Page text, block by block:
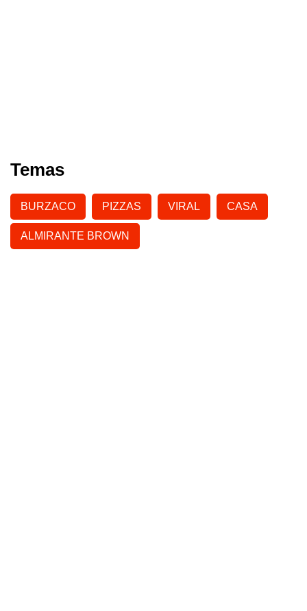
Temas
BURZACO PIZZAS VIRAL CASA
ALMIRANTE BROWN